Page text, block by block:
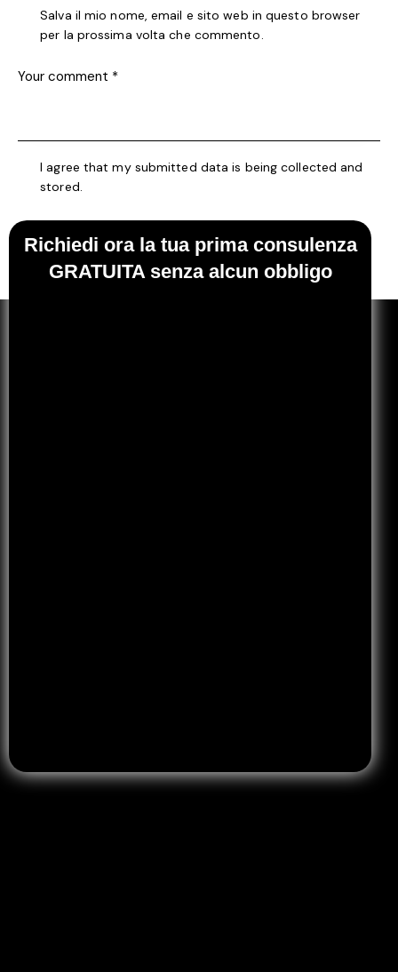
Salva il mio nome, email e sito web in questo browser
per la prossima volta che commento.
I agree that my submitted data is being collected and
stored.
Richiedi ora la tua prima consulenza
GRATUITA senza alcun obbligo